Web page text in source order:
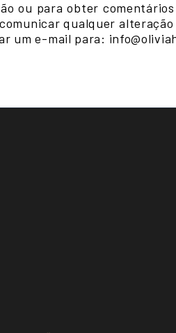
ou para obter
qualquer
um e-mail para: